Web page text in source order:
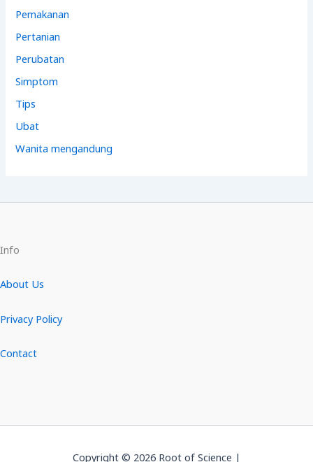
Pemakanan
Pertanian
Perubatan
Simptom
Tips
Ubat
Wanita mengandung
Info
About Us
Privacy Policy
Contact
Copyright © 2026 Root of Science |